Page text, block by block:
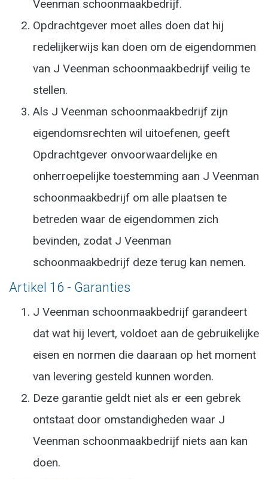
Veenman schoonmaakbedrijf.
Opdrachtgever moet alles doen dat hij
redelijkerwijs kan doen om de eigendommen
van J Veenman schoonmaakbedrijf veilig te
stellen.
Als J Veenman schoonmaakbedrijf zijn
eigendomsrechten wil uitoefenen, geeft
Opdrachtgever onvoorwaardelijke en
onherroepelijke toestemming aan J Veenman
schoonmaakbedrijf om alle plaatsen te
betreden waar de eigendommen zich
bevinden, zodat J Veenman
schoonmaakbedrijf deze terug kan nemen.
Artikel 16 - Garanties
J Veenman schoonmaakbedrijf garandeert
dat wat hij levert, voldoet aan de gebruikelijke
eisen en normen die daaraan op het moment
van levering gesteld kunnen worden.
Deze garantie geldt niet als er een gebrek
ontstaat door omstandigheden waar J
Veenman schoonmaakbedrijf niets aan kan
doen.